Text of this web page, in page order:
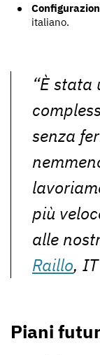
italiano.
“È stata
senza
più
alle
Raillo,
Piani